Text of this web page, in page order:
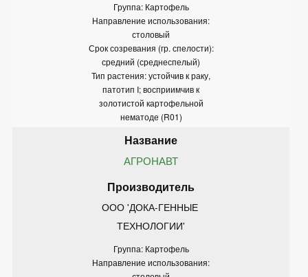
Группа: Картофель
Направление использования:
столовый
Срок созревания (гр. спелости):
средний (среднеспелый)
Тип растения: устойчив к раку,
патотип I; восприимчив к
золотистой картофельной
нематоде (R01)
АГРОНАВТ
ООО 'ДОКА-ГЕННЫЕ
ТЕХНОЛОГИИ'
Группа: Картофель
Направление использования: